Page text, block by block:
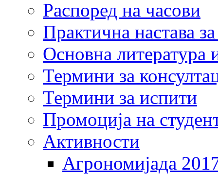
Распоред на часови
Практична настава
Основна литература
Термини за
Термини за испити
Промоција на
Активности
Агрономијада